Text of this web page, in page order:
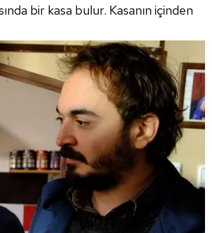
bilgi almak için lütfentıklayınız.
bir kasa bulur. Kasanın içinden